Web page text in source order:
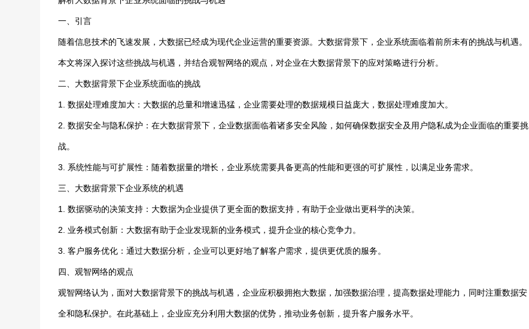
一、引言
随着信息技术的飞速发展，大数据已经成为现代企业运营的重要资源。大数据背景下，企业系统面临着前所未有的挑战与机遇。
本文将深入探讨这些挑战与机遇，并结合观智网络的观点，对企业在大数据背景下的应对策略进行分析。
二、大数据背景下企业系统面临的挑战
1. 数据处理难度加大：大数据的总量和增速迅猛，企业需要处理的数据规模日益庞大，数据处理难度加大。
2. 数据安全与隐私保护：在大数据背景下，企业数据面临着诸多安全风险，如何确保数据安全及用户隐私成为企业面临的重要挑
战。
3. 系统性能与可扩展性：随着数据量的增长，企业系统需要具备更高的性能和更强的可扩展性，以满足业务需求。
三、大数据背景下企业系统的机遇
1. 数据驱动的决策支持：大数据为企业提供了更全面的数据支持，有助于企业做出更科学的决策。
2. 业务模式创新：大数据有助于企业发现新的业务模式，提升企业的核心竞争力。
3. 客户服务优化：通过大数据分析，企业可以更好地了解客户需求，提供更优质的服务。
四、观智网络的观点
观智网络认为，面对大数据背景下的挑战与机遇，企业应积极拥抱大数据，加强数据治理，提高数据处理能力，同时注重数据安
全和隐私保护。在此基础上，企业应充分利用大数据的优势，推动业务创新，提升客户服务水平。